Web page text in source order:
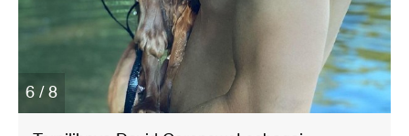
6 / 8